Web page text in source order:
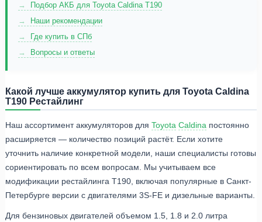
Подбор АКБ для Toyota Caldina T190
Наши рекомендации
Где купить в СПб
Вопросы и ответы
Какой лучше аккумулятор купить для Toyota Caldina
T190 Рестайлинг
Наш ассортимент аккумуляторов для Toyota Caldina постоянно
расширяется — количество позиций растёт. Если хотите
уточнить наличие конкретной модели, наши специалисты готовы
сориентировать по всем вопросам. Мы учитываем все
модификации рестайлинга T190, включая популярные в Санкт-
Петербурге версии с двигателями 3S-FE и дизельные варианты.
Для бензиновых двигателей объемом 1.5, 1.8 и 2.0 литра